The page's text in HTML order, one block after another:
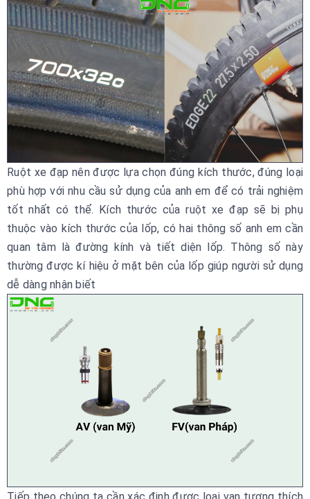
Ruột xe đạp nên được lựa chọn đúng kích thước, đúng loại
phù hợp với nhu cầu sử dụng của anh em để có trải nghiệm
tốt nhất có thể. Kích thước của ruột xe đạp sẽ bị phụ
thuộc vào kích thước của lốp, có hai thông số anh em cần
quan tâm là đường kính và tiết diện lốp. Thông số này
thường được kí hiệu ở mặt bên của lốp giúp người sử dụng
dễ dàng nhận biết
Tiếp theo chúng ta cần xác định được loại van tương thích